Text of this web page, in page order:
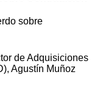
sobre
de Adquisiciones
Agustín Muñoz